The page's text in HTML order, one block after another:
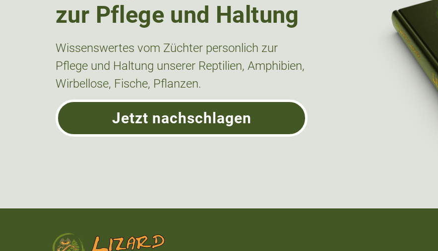
zur Pflege und Haltung
Wissenswertes vom Züchter personlich zur
Pflege und Haltung unserer Reptilien, Amphibien,
Wirbellose, Fische, Pflanzen.
Jetzt nachschlagen